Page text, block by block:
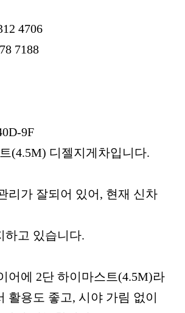
4706
7188
9F
(4.5M) 디젤지게차입니다.
리가 잘되어 있어, 현재 신차
하고 있습니다.
어에 2단 하이마스트(4.5M)라
활용도 좋고, 시야 가림 없이